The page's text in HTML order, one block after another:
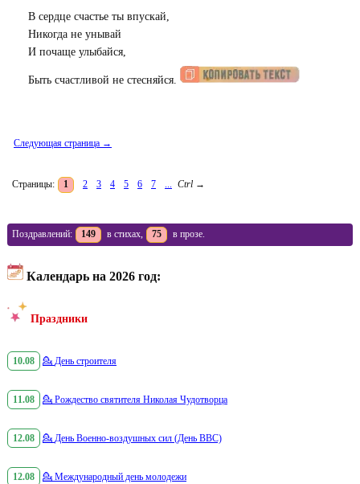
В сердце счастье ты впускай,
Никогда не унывай
И почаще улыбайся,
Быть счастливой не стесняйся.
Следующая страница →
Страницы: 1 2 3 4 5 6 7 ... Ctrl →
Поздравлений: 149 в стихах, 75 в прозе.
Календарь на 2026 год:
Праздники
10.08 💁 День строителя
11.08 💁 Рождество святителя Николая Чудотворца
12.08 💁 День Военно-воздушных сил (День ВВС)
12.08 💁 Международный день молодежи